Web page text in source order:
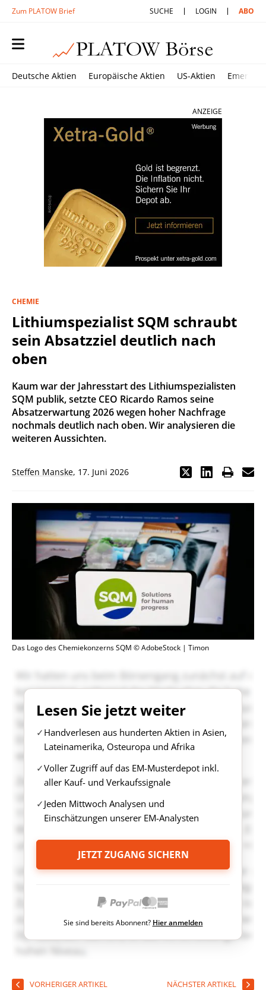
Zum PLATOW Brief SUCHE LOGIN ABO
Deutsche Aktien Europäische Aktien US-Aktien
ANZEIGE
CHEMIE
Lithiumspezialist SQM schraubt
sein Absatzziel deutlich nach
oben
Kaum war der Jahresstart des Lithiumspezialisten
SQM publik, setzte CEO Ricardo Ramos seine
Absatzerwartung 2026 wegen hoher Nachfrage
nochmals deutlich nach oben. Wir analysieren die
weiteren Aussichten.
Steffen Manske, 17. Juni 2026
Das Logo des Chemiekonzerns SQM © AdobeStock | Timon
Lesen Sie jetzt weiter
Handverlesen aus hunderten Aktien in Asien,
Lateinamerika, Osteuropa und Afrika
Voller Zugriff auf das EM-Musterdepot inkl.
aller Kauf- und Verkaufssignale
Jeden Mittwoch Analysen und
Einschätzungen unserer EM-Analysten
JETZT ZUGANG SICHERN
Sie sind bereits Abonnent? Hier anmelden
VORHERIGER ARTIKEL NÄCHSTER ARTIKEL